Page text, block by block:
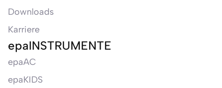
Downloads
Karriere
epaINSTRUMENTE
epaAC
epaKIDS